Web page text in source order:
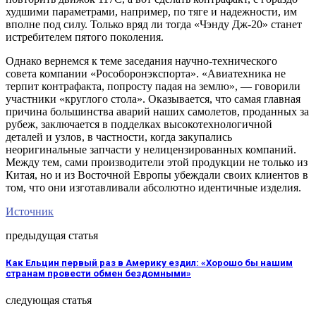
худшими параметрами, например, по тяге и надежности, им
вполне под силу. Только вряд ли тогда «Чэнду Дж-20» станет
истребителем пятого поколения.
Однако вернемся к теме заседания научно-технического
совета компании «Рособоронэкспорта». «Авиатехника не
терпит контрафакта, попросту падая на землю», — говорили
участники «круглого стола». Оказывается, что самая главная
причина большинства аварий наших самолетов, проданных за
рубеж, заключается в подделках высокотехнологичной
деталей и узлов, в частности, когда закупались
неоригинальные запчасти у нелицензированных компаний.
Между тем, сами производители этой продукции не только из
Китая, но и из Восточной Европы убеждали своих клиентов в
том, что они изготавливали абсолютно идентичные изделия.
Источник
предыдущая статья
Как Ельцин первый раз в Америку ездил: «Хорошо бы нашим
странам провести обмен бездомными»
следующая статья